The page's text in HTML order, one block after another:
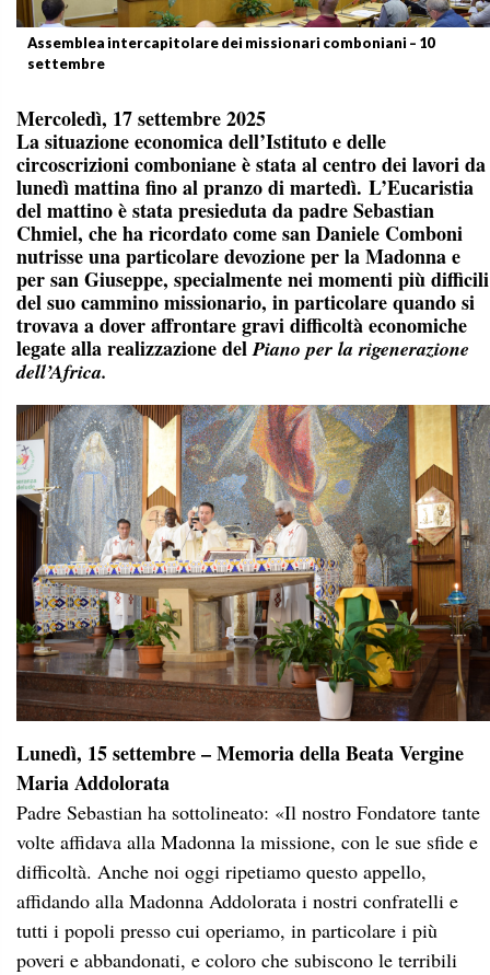
Assemblea intercapitolare dei missionari comboniani – 10
settembre
Mercoledì, 17 settembre 2025
La situazione economica dell’Istituto e delle
circoscrizioni comboniane è stata al centro dei lavori da
lunedì mattina fino al pranzo di martedì. L’Eucaristia
del mattino è stata presieduta da padre Sebastian
Chmiel, che ha ricordato come san Daniele Comboni
nutrisse una particolare devozione per la Madonna e
per san Giuseppe, specialmente nei momenti più difficili
del suo cammino missionario, in particolare quando si
trovava a dover affrontare gravi difficoltà economiche
legate alla realizzazione delPiano per la rigenerazione
dell’Africa.
Lunedì, 15 settembre – Memoria della Beata Vergine
Maria Addolorata
Padre Sebastian ha sottolineato: «Il nostro Fondatore tante
volte affidava alla Madonna la missione, con le sue sfide e
difficoltà. Anche noi oggi ripetiamo questo appello,
affidando alla Madonna Addolorata i nostri confratelli e
tutti i popoli presso cui operiamo, in particolare i più
poveri e abbandonati, e coloro che subiscono le terribili